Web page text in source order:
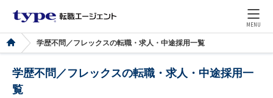
MENU
学歴不問／フレックスの転職・求人・中途採用一覧
学歴不問／フレックスの転職・求人・中途採用一
覧